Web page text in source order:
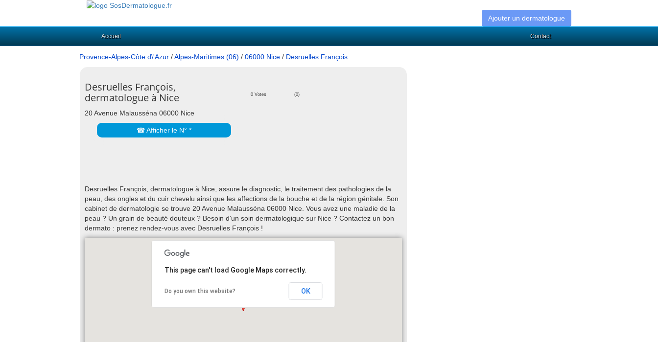
Ajouter un dermatologue
Accueil Contact
Provence-Alpes-Côte d\'Azur /Alpes-Maritimes (06) / 06000 Nice / Desruelles François
Desruelles François,
dermatologue à Nice
0 Votes (0)
20 Avenue Malausséna 06000 Nice
☎ Afficher le N° *
Desruelles François, dermatologue à Nice, assure le diagnostic, le traitement des pathologies de la
peau, des ongles et du cuir chevelu ainsi que les affections de la bouche et de la région génitale. Son
cabinet de dermatologie se trouve 20 Avenue Malausséna 06000 Nice. Vous avez une maladie de la
peau ? Un grain de beauté douteux ? Besoin d'un soin dermatologique sur Nice ? Contactez un bon
dermato : prenez rendez-vous avec Desruelles François !
This page can't load Google Maps correctly.
Do you own this website? OK